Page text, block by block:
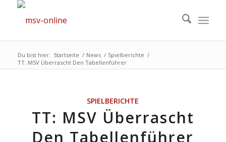
Du bist hier: Startseite / News / Spielberichte /
TT: MSV Überrascht Den Tabellenführer
SPIELBERICHTE
TT: MSV Überrascht
Den Tabellenführer